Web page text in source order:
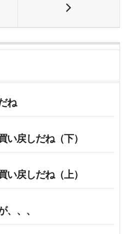
ね
い戻しだね（下）
い戻しだね（上）
、、、